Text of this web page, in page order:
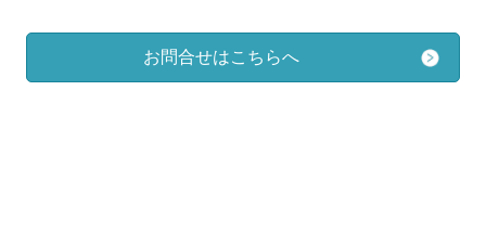
お問合せはこちらへ